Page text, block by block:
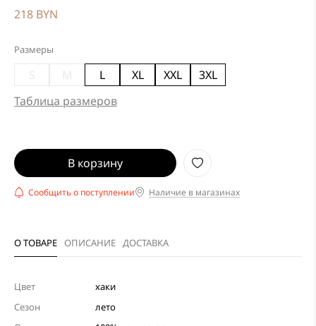
218 BYN
Размеры
L XL XXL
3XL
Таблица размеров
Сообщить о поступлении Наличие в магазинах
О ТОВАРЕ ОПИСАНИЕ ДОСТАВКА
Цвет
хаки
Сезон
лето